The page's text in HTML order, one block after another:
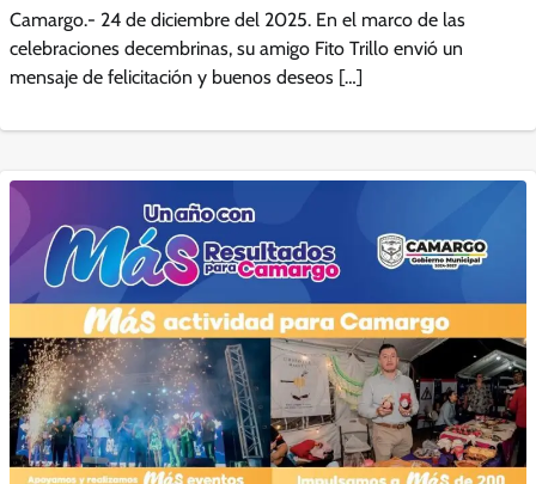
Camargo.- 24 de diciembre del 2025. En el marco de las
celebraciones decembrinas, su amigo Fito Trillo envió un
mensaje de felicitación y buenos deseos […]